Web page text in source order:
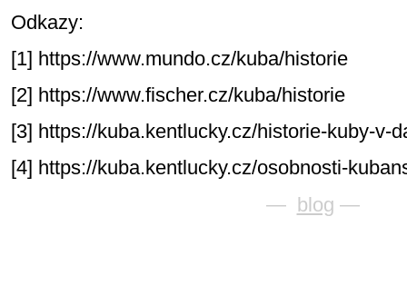
Odkazy:
[1] https://www.mundo.cz/kuba/historie
[2] https://www.fischer.cz/kuba/historie
[3] https://kuba.kentlucky.cz/historie-kuby-v-
[4] https://kuba.kentlucky.cz/osobnosti-
— blog —